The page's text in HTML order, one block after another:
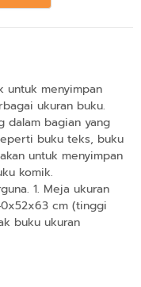
untuk menyimpan
ukuran buku.
dalam bagian yang
buku teks, buku
untuk menyimpan
komik.
1. Meja ukuran
cm (tinggi
buku ukuran